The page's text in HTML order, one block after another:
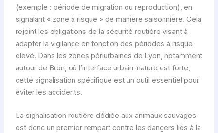
(exemple : période de migration ou reproduction), en
signalant « zone à risque » de manière saisonnière. Cela
rejoint les obligations de la sécurité routière visant à
adapter la vigilance en fonction des périodes à risque
élevé. Dans les zones périurbaines de Lyon, notamment
autour de Bron, où l’interface urbain-nature est forte,
cette signalisation spécifique est un outil essentiel pour
éviter les accidents.
La signalisation routière dédiée aux animaux sauvages
est donc un premier rempart contre les dangers liés à la